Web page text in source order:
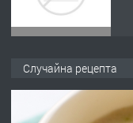
Случайна рецепта